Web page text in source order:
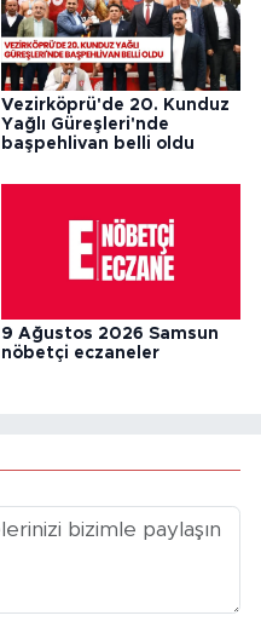
Vezirköprü'de 20. Kunduz
Yağlı Güreşleri'nde
başpehlivan belli oldu
9 Ağustos 2026 Samsun
nöbetçi eczaneler